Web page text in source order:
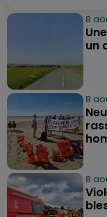
8
un
8
8